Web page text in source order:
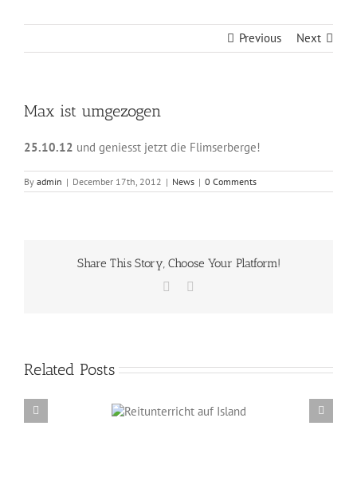
Previous Next
Max ist umgezogen
25.10.12 und geniesst jetzt die Flimserberge!
By admin | December 17th, 2012 | News | 0 Comments
Share This Story, Choose Your Platform!
Facebook
Related Posts
auf
Erzählabende mit Eve Barmettler und Ewald